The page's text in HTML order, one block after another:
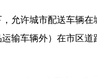
许城市配送车辆在
输车辆外）在市区